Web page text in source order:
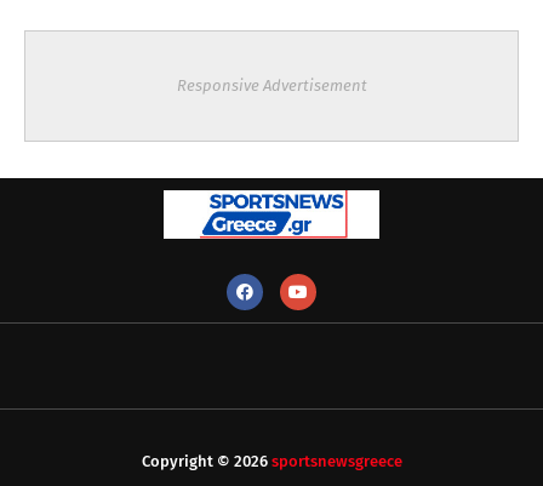
Responsive Advertisement
Copyright © 2026 sportsnewsgreece